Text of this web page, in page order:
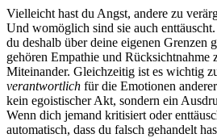
Vielleicht hast du Angst, andere zu
Und womöglich sind sie auch
du deshalb über deine eigenen Grenzen
gehören Empathie und Rücksichtnahme
Miteinander. Gleichzeitig ist es wichtig
verantwortlich für die Emotionen
kein egoistischer Akt, sondern ein
Wenn dich jemand kritisiert oder
automatisch, dass du falsch gehandelt